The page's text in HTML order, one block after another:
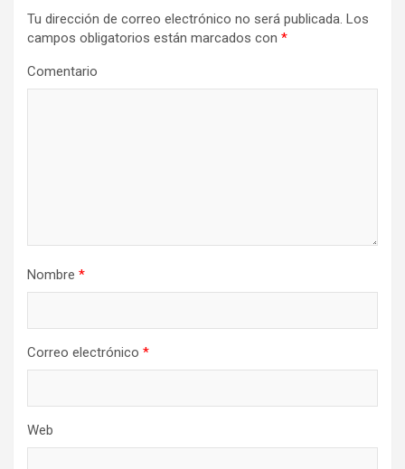
Tu dirección de correo electrónico no será publicada. Los
campos obligatorios están marcados con *
Comentario
Nombre *
Correo electrónico *
Web